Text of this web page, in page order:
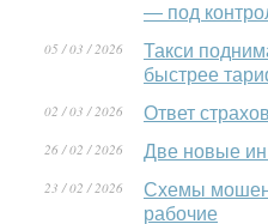
— под
05 / 03 / 2026
Такси
быстрее
02 / 03 / 2026 Ответ
26 / 02 / 2026 Две новые
23 / 02 / 2026
Схемы
рабочие